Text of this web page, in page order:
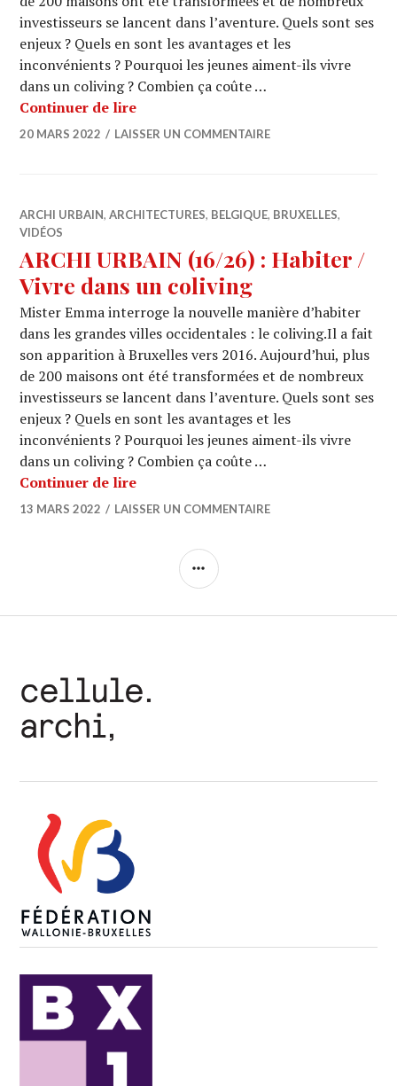
investisseurs se lancent dans l’aventure. Quels sont ses
enjeux ? Quels en sont les avantages et les
inconvénients ? Pourquoi les jeunes aiment-ils vivre
dans un coliving ? Combien ça coûte …
Continuer de lireARCHI URBAIN (16/27) : HABITER
20 MARS 2022 LAISSER UN COMMENTAIRE
ARCHI URBAIN,ARCHITECTURES, BELGIQUE, BRUXELLES,
VIDÉOS
ARCHI URBAIN (16/26) : Habiter /
Vivre dans un coliving
Mister Emma interroge la nouvelle manière d’habiter
dans les grandes villes occidentales : le coliving.Il a fait
son apparition à Bruxelles vers 2016. Aujourd’hui, plus
de 200 maisons ont été transformées et de nombreux
investisseurs se lancent dans l’aventure. Quels sont ses
enjeux ? Quels en sont les avantages et les
inconvénients ? Pourquoi les jeunes aiment-ils vivre
dans un coliving ? Combien ça coûte …
Continuer de lireARCHI URBAIN (16/26) : Habiter /
13 MARS 2022 LAISSER UN COMMENTAIRE
COLONNE